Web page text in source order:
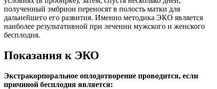
полученный эмбрион переносят в полость матки для
дальнейшего его развития. Именно методика ЭКО является
наиболее результативной при лечении мужского и женского
бесплодия.
Показания к ЭКО
Экстракорпоральное оплодотворение проводится, если
причиной бесплодия является: